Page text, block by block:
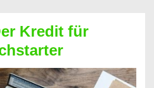
Kredit für